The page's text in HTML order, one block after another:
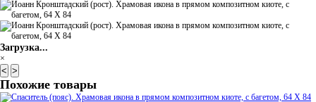
Загрузка...
×
< >
Похожие товары